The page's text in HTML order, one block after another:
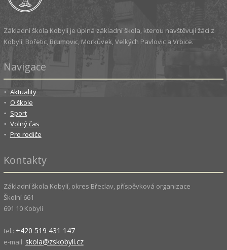
Základní škola Kobylí je úplná základní škola, kterou navštěvují žáci z
Kobylí, Bořetic, Brumovic, Morkůvek, Velkých Pavlovic a Vrbice.
Navigace
Aktuality
O škole
Sport
Volný čas
Pro rodiče
Kontakty
Základní škola Kobylí, okres Břeclav, příspěvková organizace
Školní 661
691 10 Kobylí
tel.: +420 519 431 147
e-mail: skola@zskobyli.cz